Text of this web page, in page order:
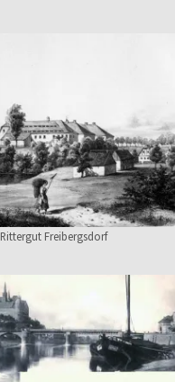
Rittergut Freibergsdorf